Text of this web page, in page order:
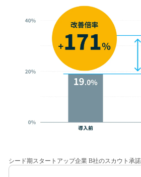
シード期スタートアップ企業 B社のスカウト承